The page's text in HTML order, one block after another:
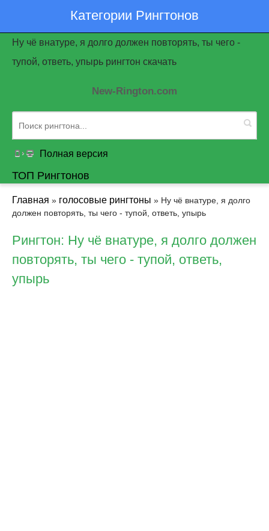
Категории Рингтонов
Ну чё внатуре, я долго должен повторять, ты чего -
тупой, ответь, упырь рингтон скачать
New-Rington.com
Полная версия
ТОП Рингтонов
Главная » голосовые рингтоны » Ну чё внатуре, я долго
должен повторять, ты чего - тупой, ответь, упырь
Рингтон: Ну чё внатуре, я долго должен
повторять, ты чего - тупой, ответь,
упырь